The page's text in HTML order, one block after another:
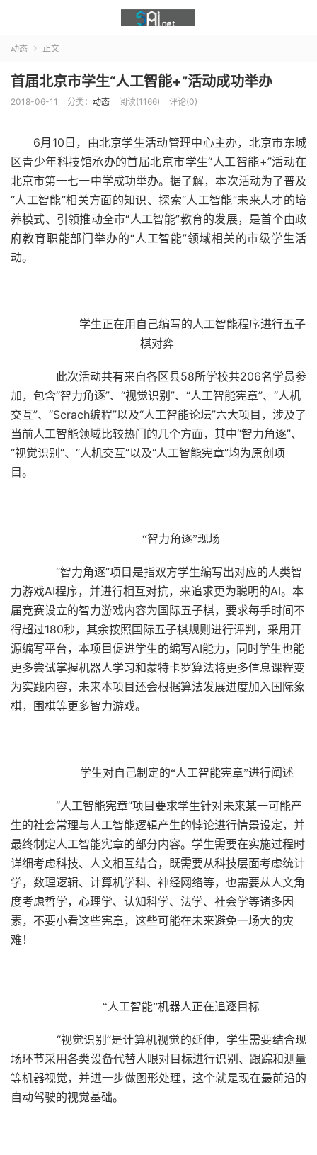
动态  正文
首届北京市学生“人工智能+”活动成功举办
2018-06-11 分类： 动态 阅读(1166) 评论(0)
6月10日，由北京学生活动管理中心主办，北京市东城
区青少年科技馆承办的首届北京市学生“人工智能+”活动在
北京市第一七一中学成功举办。据了解，本次活动为了普及
“人工智能”相关方面的知识、探索“人工智能”未来人才的培
养模式、引领推动全市“人工智能”教育的发展，是首个由政
府教育职能部门举办的“人工智能”领域相关的市级学生活
动。
学生正在用自己编写的人工智能程序进行五子
棋对弈
此次活动共有来自各区县58所学校共206名学员参
加，包含“智力角逐”、“视觉识别”、“人工智能宪章”、“人机
交互”、“Scrach编程”以及“人工智能论坛”六大项目，涉及了
当前人工智能领域比较热门的几个方面，其中“智力角逐”、
“视觉识别”、“人机交互”以及“人工智能宪章”均为原创项
目。
“智力角逐”现场
“智力角逐”项目是指双方学生编写出对应的人类智
力游戏AI程序，并进行相互对抗，来追求更为聪明的AI。本
届竞赛设立的智力游戏内容为国际五子棋，要求每手时间不
得超过180秒，其余按照国际五子棋规则进行评判，采用开
源编写平台，本项目促进学生的编写AI能力，同时学生也能
更多尝试掌握机器人学习和蒙特卡罗算法将更多信息课程变
为实践内容，未来本项目还会根据算法发展进度加入国际象
棋，围棋等更多智力游戏。
学生对自己制定的“人工智能宪章”进行阐述
“人工智能宪章”项目要求学生针对未来某一可能产
生的社会常理与人工智能逻辑产生的悖论进行情景设定，并
最终制定人工智能宪章的部分内容。学生需要在实施过程时
详细考虑科技、人文相互结合，既需要从科技层面考虑统计
学，数理逻辑、计算机学科、神经网络等，也需要从人文角
度考虑哲学，心理学、认知科学、法学、社会学等诸多因
素，不要小看这些宪章，这些可能在未来避免一场大的灾
难！
“人工智能”机器人正在追逐目标
“视觉识别”是计算机视觉的延伸，学生需要结合现
场环节采用各类设备代替人眼对目标进行识别、跟踪和测量
等机器视觉，并进一步做图形处理，这个就是现在最前沿的
自动驾驶的视觉基础。